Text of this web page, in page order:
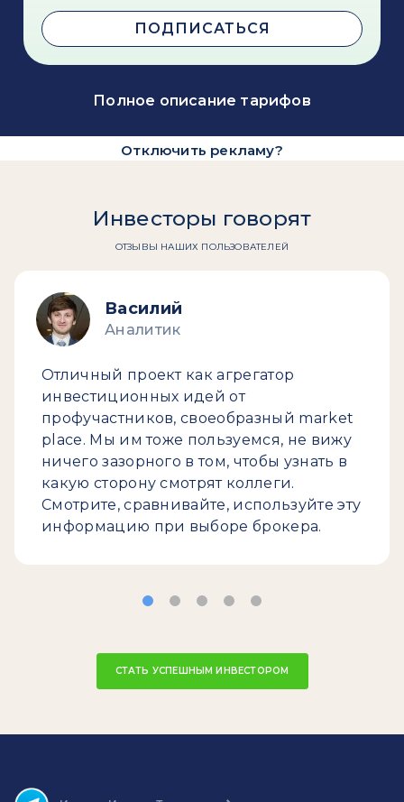
ПОДПИСАТЬСЯ
Полное описание тарифов
Отключить рекламу?
Инвесторы говорят
ОТЗЫВЫ НАШИХ ПОЛЬЗОВАТЕЛЕЙ
Василий
Аналитик
Отличный проект как агрегатор
инвестиционных идей от
профучастников, своеобразный market
place. Мы им тоже пользуемся, не вижу
ничего зазорного в том, чтобы узнать в
какую сторону смотрят коллеги.
Смотрите, сравнивайте, используйте эту
информацию при выборе брокера.
СТАТЬ УСПЕШНЫМ ИНВЕСТОРОМ